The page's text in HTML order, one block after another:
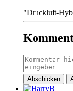
"Druckluft-
Abschicken